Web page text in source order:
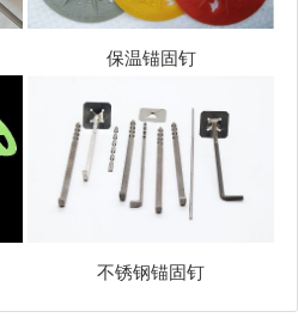
保温锚固钉
不锈钢锚固钉